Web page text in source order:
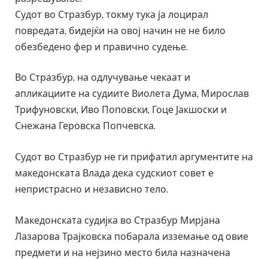
Судот во Стразбур, токму тука ја лоцирал
повредата, бидејќи на овој начин не не било
обезбедено фер и правично судење.
Во Стразбур, на одлучување чекаат и
апликациите на судиите Виолета Дума, Мирослав
Трифуновски, Иво Поповски, Гоце Јакшоски и
Снежана Геровска Попчевска.
Судот во Стразбур не ги прифатил аргументите на
македонската Влада дека судскиот совет е
непристрасно и независно тело.
Македонската судијка во Стразбур Мирјана
Лазарова Трајковска побарала изземање од овие
предмети и на нејзино место била назначена